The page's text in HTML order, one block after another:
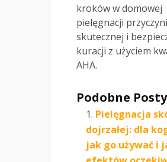
kroków w domowej
pielęgnacji
skutecznej i
kuracji z użyciem
AHA.
Podobne
Pielęgnacja
dojrzałej: dla
jak go używać i